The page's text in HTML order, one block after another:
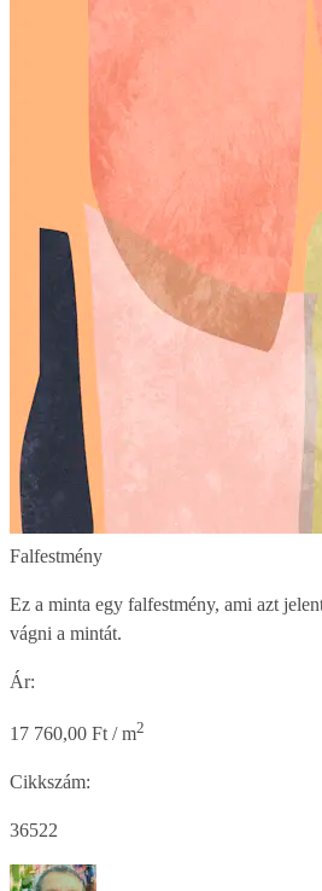
Falfestmény
Ez a minta egy falfestmény, ami azt
vágni a mintát.
Ár:
17 760,00 Ft / m2
Cikkszám:
36522